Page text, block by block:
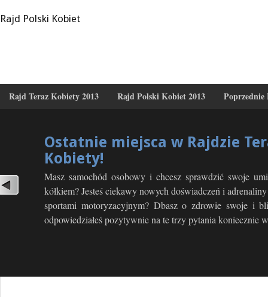
Rajd Polski Kobiet
Rajd Teraz Kobiety 2013 Rajd Polski Kobiet 2013 Poprzednie
Ostatnie miejsca w Rajdzie
Kobiety!
Masz samochód osobowy i chcesz sprawdzić swoje
kółkiem? Jesteś ciekawy nowych doświadczeń i
sportami motoryzacyjnym? Dbasz o zdrowie swoje i
odpowiedziałeś pozytywnie na te trzy pytania koniecznie